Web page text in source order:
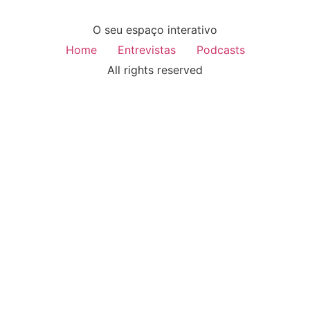
O seu espaço interativo
Home
Entrevistas
Podcasts
All rights reserved